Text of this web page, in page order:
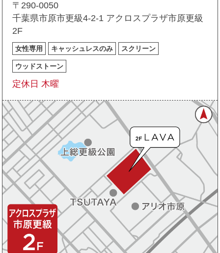
〒290-0050
千葉県市原市更級4-2-1 アクロスプラザ市原更級
2F
女性専用 キャッシュレスのみ スクリーン
ウッドストーン
定休日 木曜